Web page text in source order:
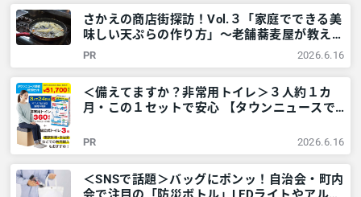
さかえの商店街探訪！Vol.３「家庭でできる美
味しい天ぷらの作り方」～老舗蕎麦屋が教える
一工夫～ – 神奈川・東京多摩のご近所情報 –
レアリア
PR 2026.6.16
＜備えてますか？非常用トイレ＞３人約１カ
月・この１セットで安心 【タウンニュースで
レアリア
PR 2026.6.16
＜SNSで話題＞バッグにポンッ！自治会・町内